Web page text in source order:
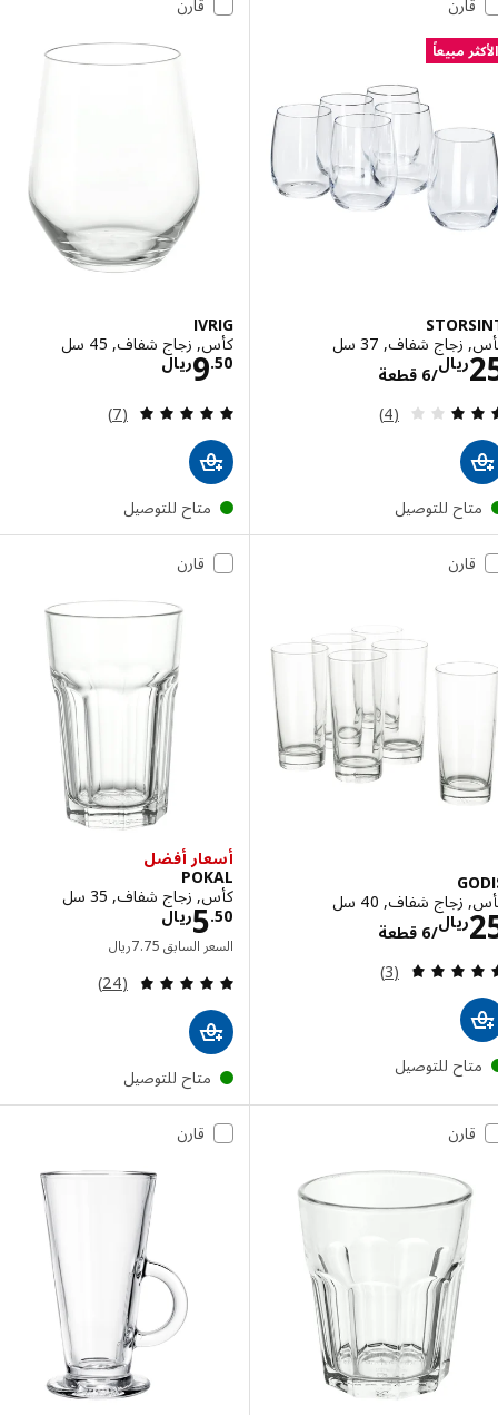
قارن
مبيعاً
شفاف, 37 سل
ريال
/6 قطعة الاسعار ريال 25/6 قطعة
مراجعة: 3 من أصل 5 نجوم. إجمالي المراجعات:
(4)
للتوصيل
قارن
IVRIG
كأس, زجاج شفاف, 45 سل
ريال9 الاسعار ريال 9.50
مراجعة: 4.9 من أصل 5 نجوم. إجمالي المراجعات:
(7)
متاح للتوصيل
قارن
شفاف, 40 سل
ريال
/6 قطعة الاسعار ريال 25/6 قطعة
مراجعة: 4.7 من أصل 5 نجوم. إجمالي المراجعات:
(3)
للتوصيل
قارن
أسعار أفضل
POKAL
كأس, زجاج شفاف, 35 سل
ريال5 الاسعار ريال 5.50
السعر السابق ريال7 .75 السعر السابق ريال 7.75
مراجعة: 4.8 من أصل 5 نجوم. إجمالي المراجعات:
(24)
متاح للتوصيل
قارن قارن